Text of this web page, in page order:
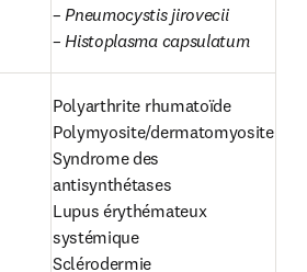
– Pneumocystis jirovecii
– Histoplasma capsulatum
Polyarthrite rhumatoïde
Polymyosite/dermatomyosite
Syndrome des
antisynthétases
Lupus érythémateux
systémique
Sclérodermie